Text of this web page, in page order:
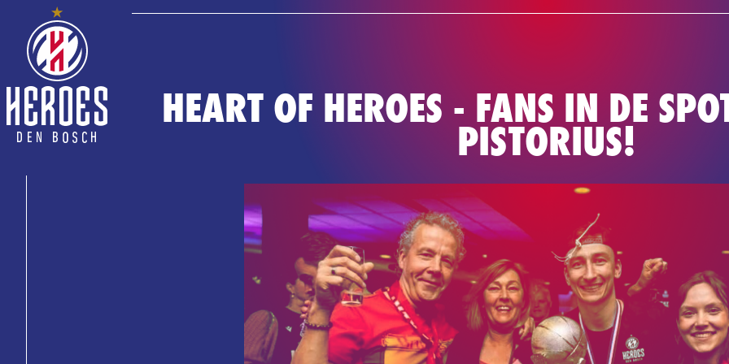
HEART OF HEROES - FANS IN DE
PISTORIUS!